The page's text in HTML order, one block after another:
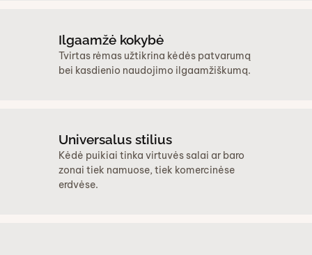
Ilgaamžė kokybė
Tvirtas rėmas užtikrina kėdės patvarumą
bei kasdienio naudojimo ilgaamžiškumą.
Universalus stilius
Kėdė puikiai tinka virtuvės salai ar baro
zonai tiek namuose, tiek komercinėse
erdvėse.